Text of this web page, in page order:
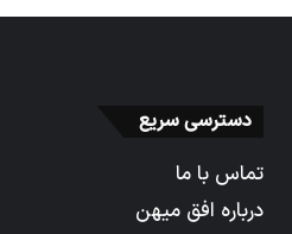
دسترسی سریع
تماس با ما
درباره افق میهن